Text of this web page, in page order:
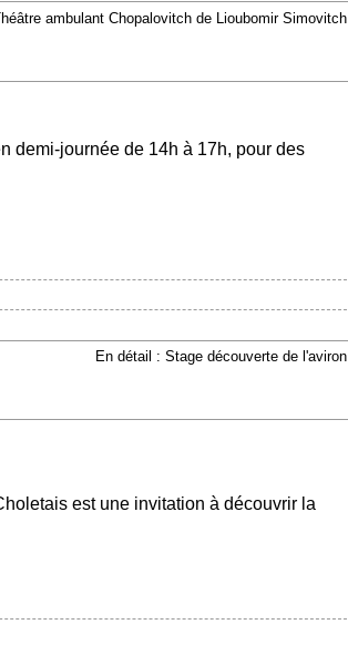
ambulant Chopalovitch de Lioubomir Simovitch
demi-journée de 14h à 17h, pour des
En détail : Stage découverte de l'aviron
est une invitation à découvrir la